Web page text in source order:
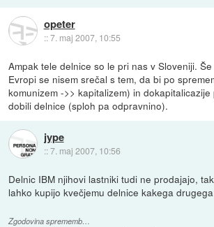
opeter
::7. maj 2007, 10:55
Ampak tele delnice so le pri nas v Sloveniji.
Evropi se nisem srečal s tem, da bi po
komunizem ->> kapitalizem) in
dobili delnice (sploh pa odpravnino).
jype
::7. maj 2007, 10:56
Delnic IBM njihovi lastniki tudi ne prodajajo,
lahko kupijo kvečjemu delnice kakega
Zgodovina sprememb…